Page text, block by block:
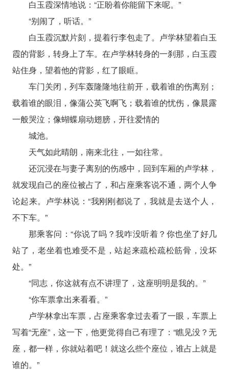
白玉霞深情地说：“正盼着你能留下来呢。”
“别闹了，听话。”
白玉霞沉默片刻，提着行李包走了。卢学林望着白玉
霞的背影，转身上了车。在卢学林转身的一刹那，白玉霞
站住身，望着他的背影，红了眼眶。
车门关闭，列车轰隆隆地往前开，载着谁的伤离别；
载着谁的眼泪，像蒲公英飞啊飞；载着谁的忧伤，像晨露
一般哭泣；像蝴蝶扇动翅膀，开往爱情的
城池。
天气如此晴朗，南来北往，一如往常。
还沉浸在与妻子离别的伤感中，回到车厢的卢学林，
就发现自己的座位被占了，和占座乘客说不通，两个人争
论起来。卢学林说：“我刚刚都说了，我就是去送个人，
不下车。”
那乘客问：“你说了吗？我咋没听着？你也坐了好几
站了，老坐着也难受不是，站起来疏松疏松筋骨，没坏
处。”
“同志，你这就有点不讲理了，这座明明是我的。”
“你车票拿出来看看。”
卢学林拿出车票，占座乘客拿过去看了一眼，车票上
写着“无座”，这一下，他更觉得自己有理了：“瞧见没？无
座，都一样，你就站着吧！就这么些个座位，谁占上就是
谁的。”